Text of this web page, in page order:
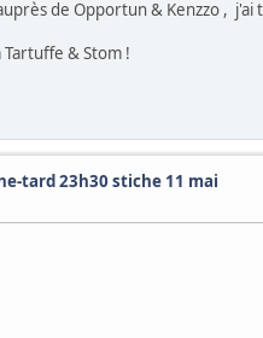
de Opportun & Kenzzo ,
& Stom !
tard 23h30 stiche 11 mai